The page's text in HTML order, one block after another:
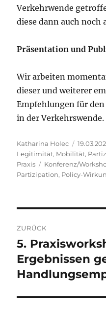
Verkehrwende
diese dann auch noch
Präsentation und
Wir arbeiten
dieser und weiterer
Empfehlungen für
in der Verkehrswende.
Autor
Katharina Holec
am
Legitimität, Mobilität,
Praxis
Schlagwörter
Konferenz/
Partizipation, Policy-
ZURÜCK
Vorheriger
Beitrag:
5.
Ergebnissen